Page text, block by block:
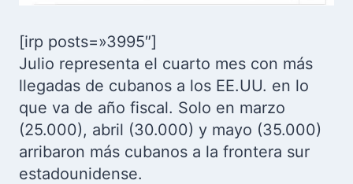
[irp posts=»3995″]
Julio representa el cuarto mes con más
llegadas de cubanos a los EE.UU. en lo
que va de año fiscal. Solo en marzo
(25.000), abril (30.000) y mayo (35.000)
arribaron más cubanos a la frontera sur
estadounidense.